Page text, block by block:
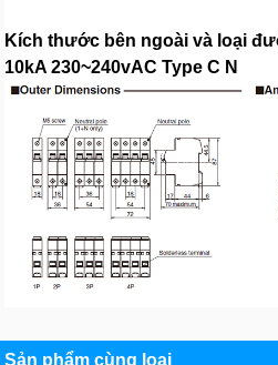
Kích thước bên ngoài và loại
10kA 230~240vAC Type C N
Sản phẩm cùng loại